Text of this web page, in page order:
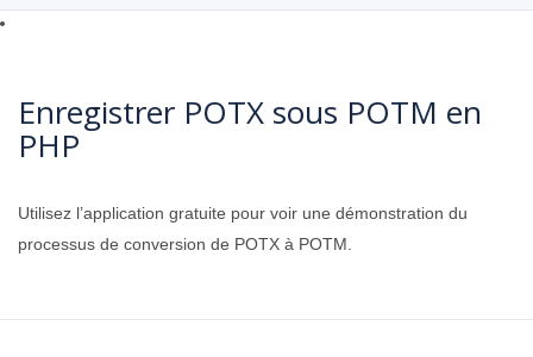
Enregistrer POTX sous POTM en
PHP
Utilisez l’application gratuite pour voir une démonstration du
processus de conversion de POTX à POTM.